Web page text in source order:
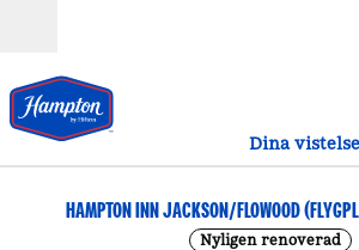
Dina
HAMPTON INN JACKSON/FLOWOOD
Nyligen renoverad